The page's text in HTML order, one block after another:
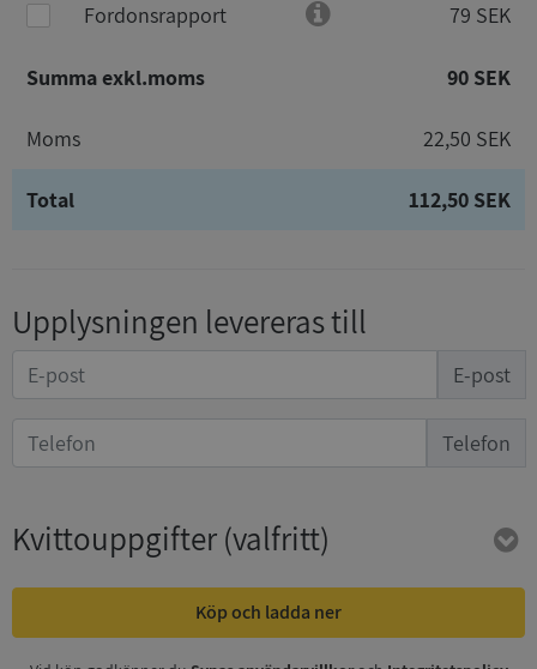
Fordonsrapport 79 SEK
Summa exkl.moms 90 SEK
Moms 22,50 SEK
Total 112,50 SEK
Upplysningen levereras till
E-post
Telefon
Kvittouppgifter(valfritt)
Köp och ladda ner